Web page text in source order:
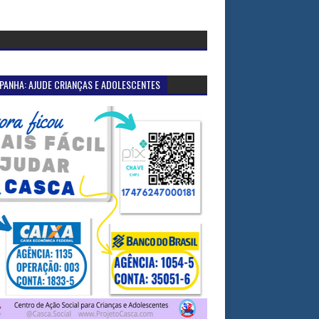
AJUDE CRIANÇAS E ADOLESCENTES